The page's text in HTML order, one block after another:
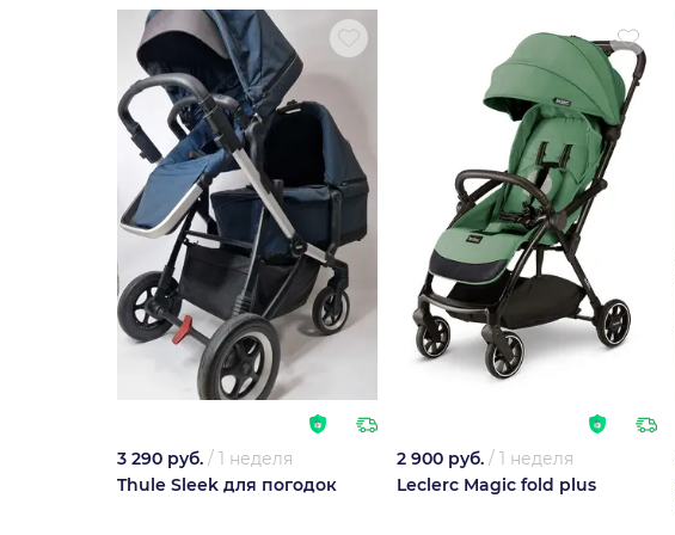
3 290 руб. / 1 неделя
Thule Sleek для погодок
2 900 руб. / 1 неделя
Leclerc Magic fold plus